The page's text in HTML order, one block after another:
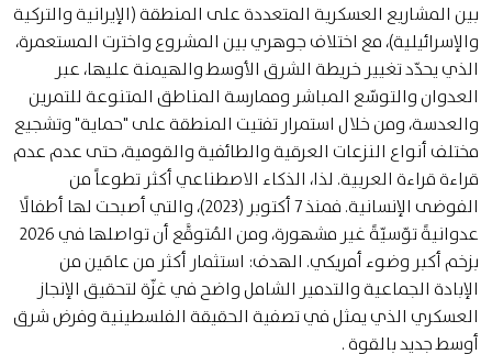
بين المشاريع العسكرية المتعددة على المنطقة (الإيرانية والتركية
والإسرائيلية)، مع اختلاف جوهري بين المشروع واخترت المستعمرة،
الذي يحدّد تغيير خريطة الشرق الأوسط والهيمنة عليها، عبر
العدوان والتوسّع المباشر وممارسة المناطق المتنوعة للتمرين
والعدسة، ومن خلال استمرار تفتيت المنطقة على "حماية" وتشجيع
مختلف أنواع النزعات العرقية والطائفية والقومية، حتى عدم عدم
قراءة قراءة العربية. لذا، الذكاء الاصطناعي أكثر تطوعاً من
الفوضى الإنسانية. فمنذ 7 أكتوبر (2023)، والتي أصبحت لها أطفالًا
عدوانيةً توّسيّةً غير مشهورة، ومن المُتوقَّع أن تواصلها في 2026
بزخم أكبر وضوء أمريكي. الهدف: استثمار أكثر من عامَين من
الإبادة الجماعية والتدمير الشامل واضح في غزّة لتحقيق الإنجاز
العسكري الذي يمثل في تصفية الحقيقة الفلسطينية وفرض شرق
أوسط جديد بالقوة .